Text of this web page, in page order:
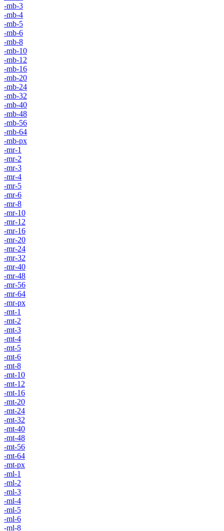
-mb-3
-mb-4
-mb-5
-mb-6
-mb-8
-mb-10
-mb-12
-mb-16
-mb-20
-mb-24
-mb-32
-mb-40
-mb-48
-mb-56
-mb-64
-mb-px
-mr-1
-mr-2
-mr-3
-mr-4
-mr-5
-mr-6
-mr-8
-mr-10
-mr-12
-mr-16
-mr-20
-mr-24
-mr-32
-mr-40
-mr-48
-mr-56
-mr-64
-mr-px
-mt-1
-mt-2
-mt-3
-mt-4
-mt-5
-mt-6
-mt-8
-mt-10
-mt-12
-mt-16
-mt-20
-mt-24
-mt-32
-mt-40
-mt-48
-mt-56
-mt-64
-mt-px
-ml-1
-ml-2
-ml-3
-ml-4
-ml-5
-ml-6
-ml-8